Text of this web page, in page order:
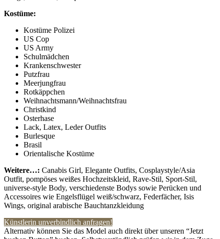
Kostüme:
Kostüme Polizei
US Cop
US Army
Schulmädchen
Krankenschwester
Putzfrau
Meerjungfrau
Rotkäppchen
Weihnachtsmann/Weihnachtsfrau
Christkind
Osterhase
Lack, Latex, Leder Outfits
Burlesque
Brasil
Orientalische Kostüme
Weitere…: Canabis Girl, Elegante Outfits, Cosplaystyle/Asia
Outfit, pompöses weißes Hochzeitskleid, Rave-Stil, Sport-Stil,
universe-style Body, verschiedenste Bodys sowie Perücken und
Accessoires wie Engelsflügel weiß/schwarz, Federfächer, Isis
Wings, original arabische Bauchtanzkleidung
Künstlerin unverbindlich anfragen!
Alternativ können Sie das Model auch direkt über unseren “Jetzt